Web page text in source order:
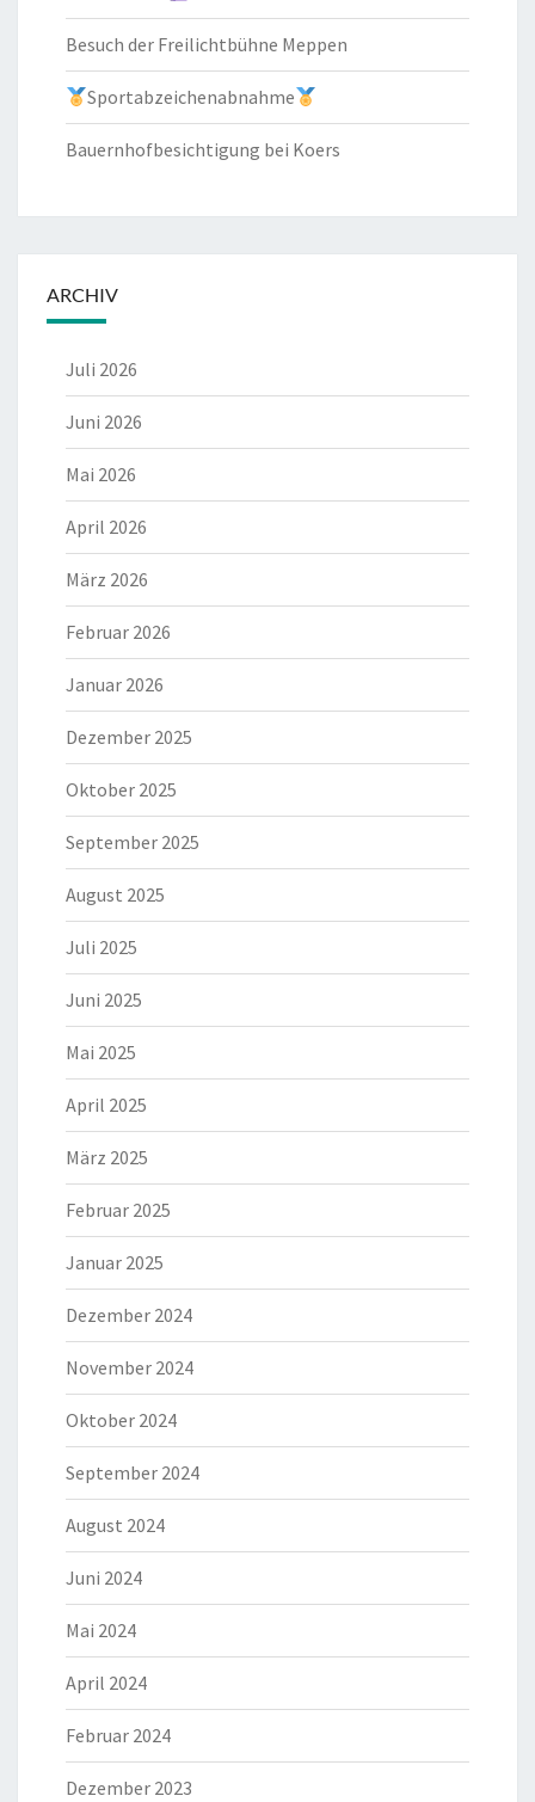
Besuch der Freilichtbühne Meppen
Sportabzeichenabnahme
Bauernhofbesichtigung bei Koers
ARCHIV
Juli 2026
Juni 2026
Mai 2026
April 2026
März 2026
Februar 2026
Januar 2026
Dezember 2025
Oktober 2025
September 2025
August 2025
Juli 2025
Juni 2025
Mai 2025
April 2025
März 2025
Februar 2025
Januar 2025
Dezember 2024
November 2024
Oktober 2024
September 2024
August 2024
Juni 2024
Mai 2024
April 2024
Februar 2024
Dezember 2023